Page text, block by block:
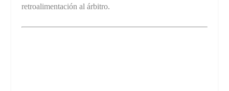
retroalimentación al árbitro.